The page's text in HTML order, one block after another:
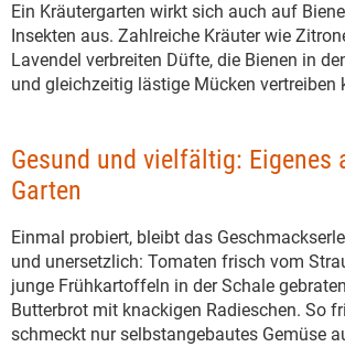
Ein Kräutergarten wirkt sich auch auf
Insekten aus. Zahlreiche Kräuter wie
Lavendel verbreiten Düfte, die Bienen in
und gleichzeitig lästige Mücken vertreiben
Gesund und vielfältig: Eigenes
Garten
Einmal probiert, bleibt das
und unersetzlich: Tomaten frisch vom
junge Frühkartoffeln in der Schale
Butterbrot mit knackigen Radieschen. So
schmeckt nur selbstangebautes Gemüse